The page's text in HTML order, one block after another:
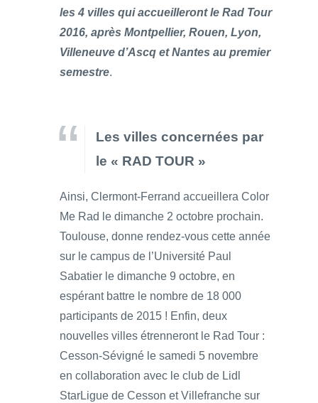
les 4 villes qui accueilleront le Rad Tour
2016, après Montpellier, Rouen, Lyon,
Villeneuve d’Ascq et Nantes au premier
semestre.
Les villes concernées par
le « RAD TOUR »
Ainsi, Clermont-Ferrand accueillera Color
Me Rad le dimanche 2 octobre prochain.
Toulouse, donne rendez-vous cette année
sur le campus de l’Université Paul
Sabatier le dimanche 9 octobre, en
espérant battre le nombre de 18 000
participants de 2015 ! Enfin, deux
nouvelles villes étrenneront le Rad Tour :
Cesson-Sévigné le samedi 5 novembre
en collaboration avec le club de Lidl
StarLigue de Cesson et Villefranche sur